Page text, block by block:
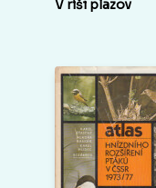
V ríši plazov